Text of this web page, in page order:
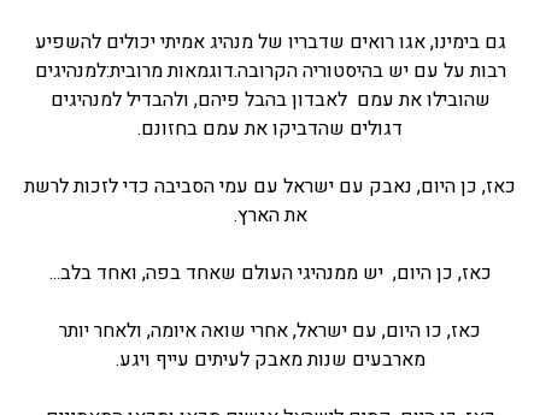
גם בימינו, אגו רואים שדבריו של מנהיג אמיתי יכולים להשפיע
רבות על עם יש בהיסטוריה הקרובה.דוגמאות מרובית:למנהיגים
שהובילו את עמם לאבדון בהבל פיהם, ולהבדיל למנהיגים
דגולים שהדביקו את עמם בחזונם.
כאז, כן היום, נאבק עם ישראל עם עמי הסביבה כדי לזכות לרשת
את הארץ.
כאז, כן היום, יש ממנהיגי העולם שאחד בפה, ואחד בלב...
כאז, כו היום, עם ישראל, אחרי שואה איומה, ולאחר יותר
מארבעים שנות מאבק לעיתים עייף ויגע.